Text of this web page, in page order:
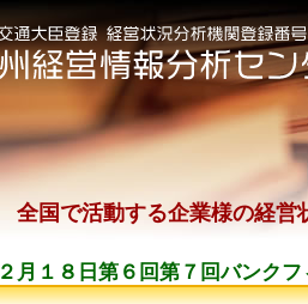
全国で活動する企業様の経
２月１８日第６回第７回バンク